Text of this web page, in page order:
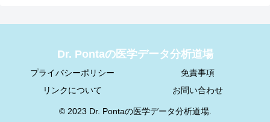
Dr. Pontaの医学データ分析道場
プライバシーポリシー
免責事項
リンクについて
お問い合わせ
© 2023 Dr. Pontaの医学データ分析道場.